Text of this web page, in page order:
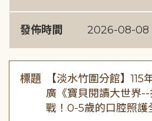
發佈時間 2026-08-08
標題
【淡水竹圍分館】
廣《寶貝閱讀大世界
戰！0-5歲的口腔照護